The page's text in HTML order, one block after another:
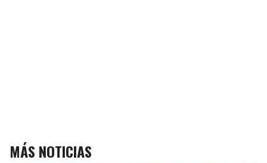
MÁS NOTICIAS